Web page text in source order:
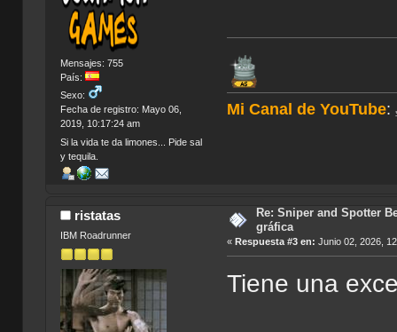
Mensajes: 755
País:
Sexo:
Fecha de registro: Mayo 06,
2019, 10:17:24 am
Si la vida te da limones... Pide sal
y tequila.
Mi Canal de YouTube:
ristatas
IBM Roadrunner
Re: Sniper and Spotter
gráfica
«Respuesta #3 en: Junio 02, 2026,
Tiene una